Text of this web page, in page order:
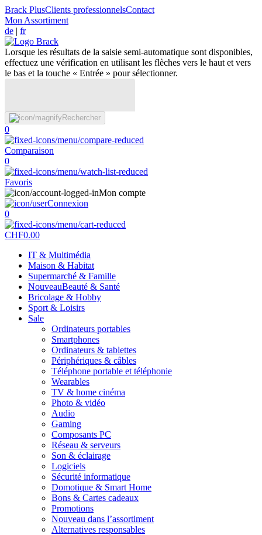
Brack PlusClients professionnelsContact
Mon Assortiment
de | fr
Lorsque les résultats de la saisie semi-automatique sont disponibles,
effectuez une vérification en utilisant les flèches vers le haut et vers
le bas et la touche « Entrée » pour sélectionner.
Rechercher
0
Comparaison
0
Favoris
Mon compte
Connexion
0
CHF0.00
IT & Multimédia
Maison & Habitat
Supermarché & Famille
NouveauBeauté & Santé
Bricolage & Hobby
Sport & Loisirs
Sale
Ordinateurs portables
Smartphones
Ordinateurs & tablettes
Périphériques & câbles
Téléphone portable et téléphonie
Wearables
TV & home cinéma
Photo & vidéo
Audio
Gaming
Composants PC
Réseau & serveurs
Son & éclairage
Logiciels
Sécurité informatique
Domotique & Smart Home
Bons & Cartes cadeaux
Promotions
Nouveau dans l’assortiment
Alternatives responsables